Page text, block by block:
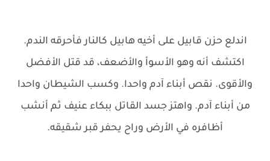
اندلع حزن قابيل على أخيه هابيل كالنار فأحرقه الندم.
اكتشف أنه وهو الأسوأ والأضعف، قد قتل الأفضل
والأقوى. نقص أبناء آدم واحدا. وكسب الشيطان واحدا
من أبناء آدم. واهتز جسد القاتل ببكاء عنيف ثم أنشب
أظافره في الأرض وراح يحفر قبر شقيقه.